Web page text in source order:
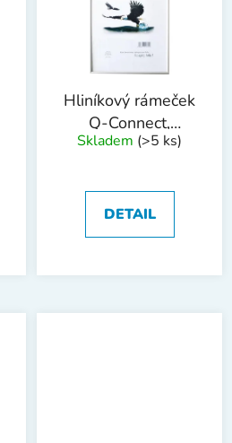
Hliníkový rámeček
Q-Connect,
hliníkový, 50 x 70
Skladem (>5 ks)
DETAIL